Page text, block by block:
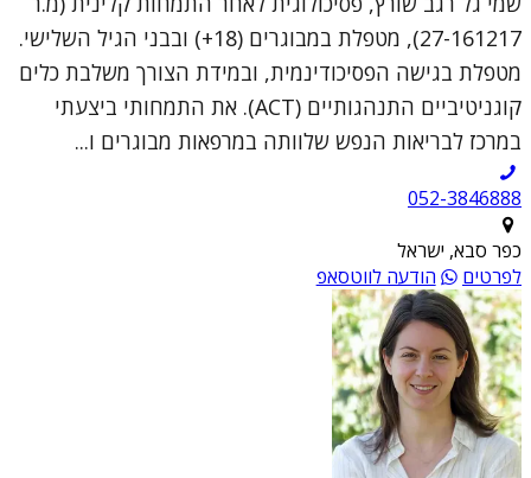
27-161217), מטפלת במבוגרים (18+) ובבני הגיל השלישי.
מטפלת בגישה הפסיכודינמית, ובמידת הצורך משלבת כלים
קוגניטיביים התנהגותיים (ACT). את התמחותי ביצעתי
במרכז לבריאות הנפש שלוותה במרפאות מבוגרים ו...
052-3846888
כפר סבא, ישראל
לפרטים
הודעה לווטסאפ